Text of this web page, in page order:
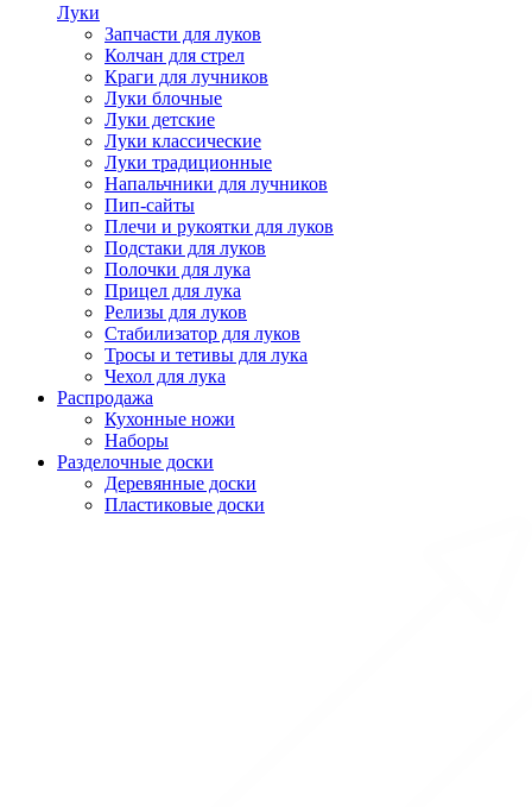
Луки
Запчасти для луков
Колчан для стрел
Краги для лучников
Луки блочные
Луки детские
Луки классические
Луки традиционные
Напальчники для лучников
Пип-сайты
Плечи и рукоятки для луков
Подстаки для луков
Полочки для лука
Прицел для лука
Релизы для луков
Стабилизатор для луков
Тросы и тетивы для лука
Чехол для лука
Распродажа
Кухонные ножи
Наборы
Разделочные доски
Деревянные доски
Пластиковые доски